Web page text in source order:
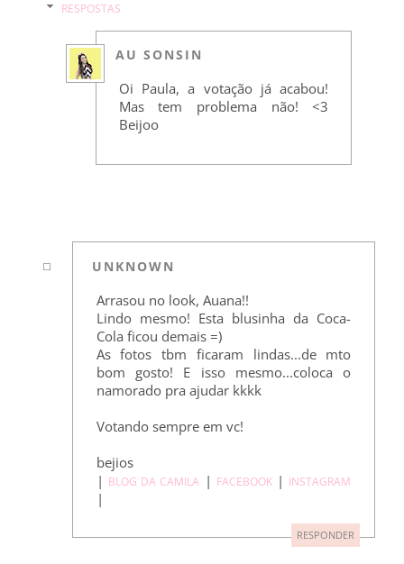
RESPOSTAS
AU SONSIN
Oi Paula, a votação já acabou!
Mas tem problema não! <3
Beijoo
UNKNOWN
Arrasou no look, Auana!!
Lindo mesmo! Esta blusinha da Coca-
Cola ficou demais =)
As fotos tbm ficaram lindas...de mto
bom gosto! E isso mesmo...coloca o
namorado pra ajudar kkkk
Votando sempre em vc!
bejios
| BLOG DA CAMILA | FACEBOOK| INSTAGRAM
|
RESPONDER